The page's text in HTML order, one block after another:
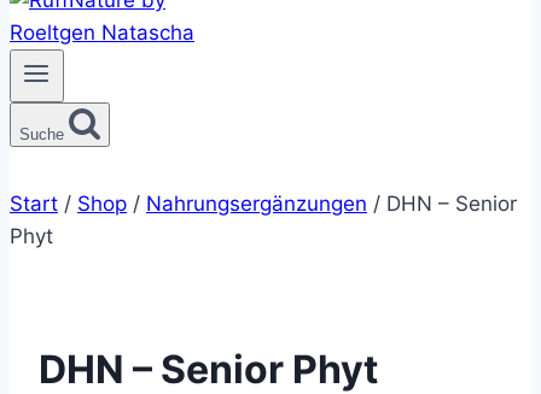
Suche
Start / Shop / Nahrungsergänzungen / DHN – Senior
Phyt
DHN – Senior Phyt